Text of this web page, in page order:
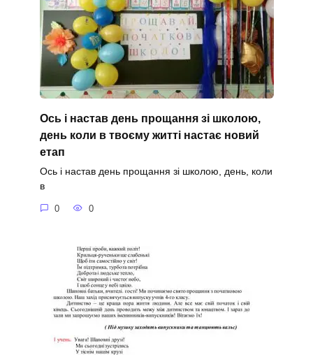
Ось і настав день прощання зі школою,
день коли в твоєму житті настає новий
етап
Ось і настав день прощання зі школою, день, коли
в
0 0